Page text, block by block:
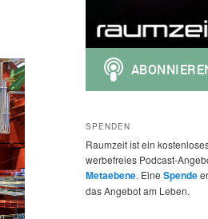
SPENDEN
Raumzeit ist ein
werbefreies Podcast-
Metaebene. Eine Spende
das Angebot am Leben.